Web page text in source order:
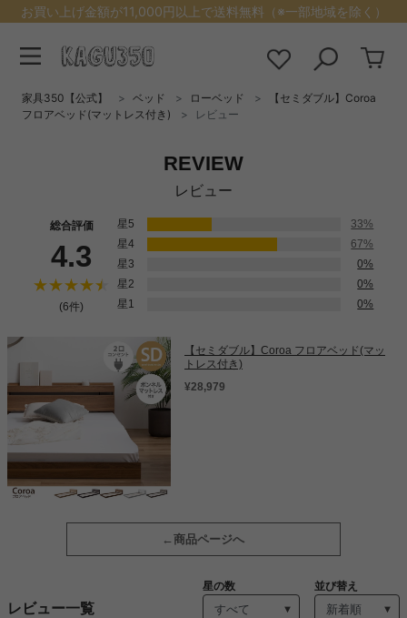
お買い上げ金額が11,000円以上で送料無料（※一部地域を除く）
家具350【公式】 ベッド ローベッド
【セミダブル】Coroa
フロアベッド(マットレス付き)
レビュー
REVIEW
レビュー
【セミダブル】Coroa フロアベッド(マッ
トレス付き)
¥28,979
総合評価
4.3
(6件)
星5
33%
星4
67%
星3
0%
星2
0%
星1
0%
商品ページへ
レビュー一覧
星の数 並び替え